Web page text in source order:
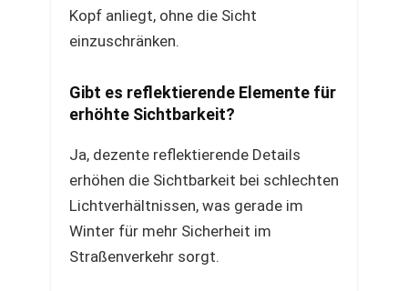
Kopf anliegt, ohne die Sicht
einzuschränken.
Gibt es reflektierende Elemente für
erhöhte Sichtbarkeit?
Ja, dezente reflektierende Details
erhöhen die Sichtbarkeit bei schlechten
Lichtverhältnissen, was gerade im
Winter für mehr Sicherheit im
Straßenverkehr sorgt.